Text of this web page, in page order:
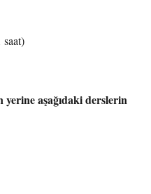
aşağıdaki derslerin